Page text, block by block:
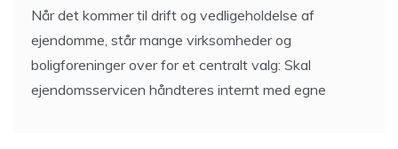
Når det kommer til drift og vedligeholdelse af
ejendomme, står mange virksomheder og
boligforeninger over for et centralt valg: Skal
ejendomsservicen håndteres internt med egne